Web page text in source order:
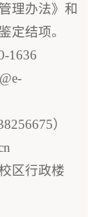
理办法》和
定结项。
1636
）
区行政楼